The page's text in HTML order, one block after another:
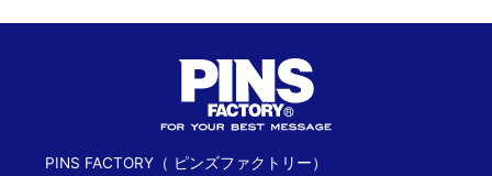
PINS FACTORY（ ピンズファクトリー）